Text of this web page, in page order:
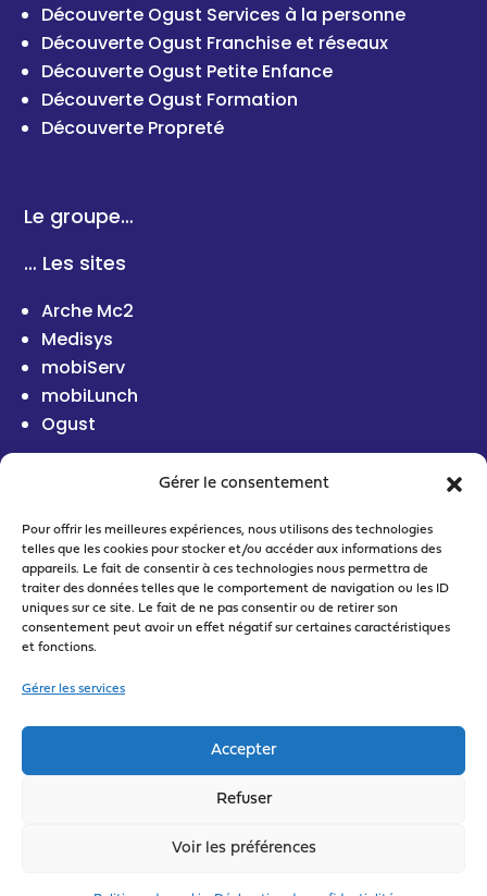
Gérer le consentement
Pour offrir les meilleures expériences, nous utilisons des technologies
telles que les cookies pour stocker et/ou accéder aux informations des
appareils. Le fait de consentir à ces technologies nous permettra de
traiter des données telles que le comportement de navigation ou les ID
uniques sur ce site. Le fait de ne pas consentir ou de retirer son
consentement peut avoir un effet négatif sur certaines caractéristiques
et fonctions.
Gérer les services
Accepter
Refuser
Voir les préférences
Découverte Ogust Services à la personne
Découverte Ogust Franchise et réseaux
Découverte Ogust Petite Enfance
Découverte Ogust Formation
Découverte Propreté
Le groupe…
… Les sites
Arche Mc2
Medisys
mobiServ
mobiLunch
Ogust
© 2020 Ogust – Arche Mc2 – Conception du site :